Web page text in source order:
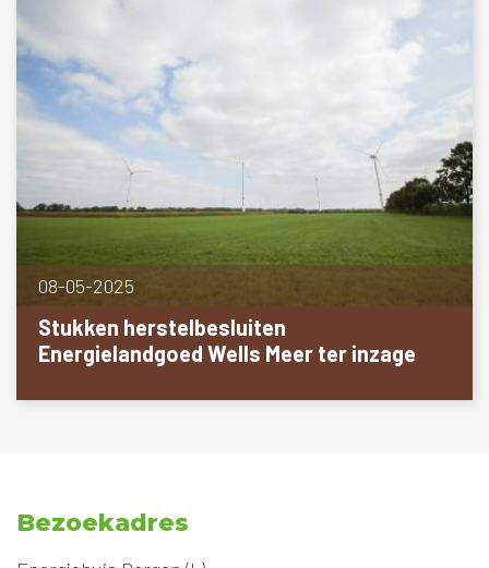
08-05-2025
Stukken herstelbesluiten
Energielandgoed Wells Meer ter inzage
Bezoekadres